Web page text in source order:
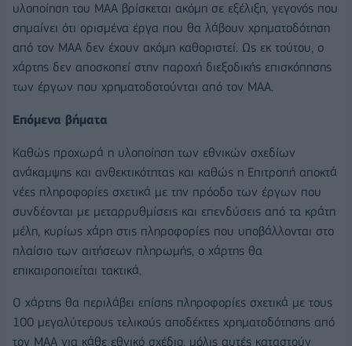
υλοποίηση του ΜΑΑ βρίσκεται ακόμη σε εξέλιξη, γεγονός που
σημαίνει ότι ορισμένα έργα που θα λάβουν χρηματοδότηση
από τον ΜΑΑ δεν έχουν ακόμη καθοριστεί. Ως εκ τούτου, ο
χάρτης δεν αποσκοπεί στην παροχή διεξοδικής επισκόπησης
των έργων που χρηματοδοτούνται από τον ΜΑΑ.
Επόμενα βήματα
Καθώς προχωρά η υλοποίηση των εθνικών σχεδίων
ανάκαμψης και ανθεκτικότητας και καθώς η Επιτροπή αποκτά
νέες πληροφορίες σχετικά με την πρόοδο των έργων που
συνδέονται με μεταρρυθμίσεις και επενδύσεις από τα κράτη
μέλη, κυρίως χάρη στις πληροφορίες που υποβάλλονται στο
πλαίσιο των αιτήσεων πληρωμής, ο χάρτης θα
επικαιροποιείται τακτικά.
Ο χάρτης θα περιλάβει επίσης πληροφορίες σχετικά με τους
100 μεγαλύτερους τελικούς αποδέκτες χρηματοδότησης από
τον ΜΑΑ για κάθε εθνικό σχέδιο, μόλις αυτές καταστούν